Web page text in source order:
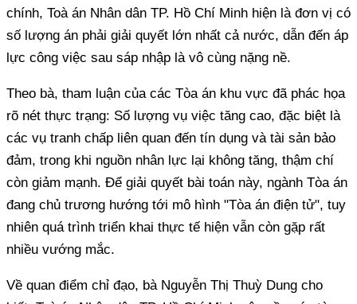
chính, Toà án Nhân dân TP. Hồ Chí Minh hiện là đơn vị có
số lượng án phải giải quyết lớn nhất cả nước, dẫn đến áp
lực công việc sau sáp nhập là vô cùng nặng nề.
Theo bà, tham luận của các Tòa án khu vực đã phác họa
rõ nét thực trạng: Số lượng vụ việc tăng cao, đặc biệt là
các vụ tranh chấp liên quan đến tín dụng và tài sản bảo
đảm, trong khi nguồn nhân lực lại không tăng, thậm chí
còn giảm mạnh. Để giải quyết bài toán này, ngành Tòa án
đang chủ trương hướng tới mô hình "Tòa án điện tử", tuy
nhiên quá trình triển khai thực tế hiện vẫn còn gặp rất
nhiều vướng mắc.
Về quan điểm chỉ đạo, bà Nguyễn Thị Thuỳ Dung cho